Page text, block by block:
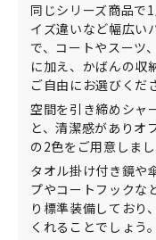
同じシリーズ商品で
イズ違いなど幅広い
で、コートやスーツ
に加え、かばんの収
ご自由にお選びくだ
空間を引き締めシャ
と、清潔感がありオ
の2色をご用意しまし
タオル掛け付き鏡や
プやコートフックな
り標準装備しており
くれることでしょう。